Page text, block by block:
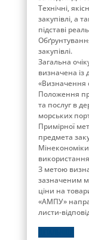
Технічні,
закупівлі, а
підставі
закупівлі.
Загальна
визначена із
«Визначення
Положення
та послуг в
морських
Примірної
предмета
З метою
зазначеним
ціни на
«АМПУ»
листи-